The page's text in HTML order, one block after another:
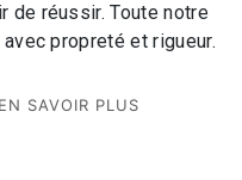
de réussir. Toute notre
propreté et rigueur.
EN SAVOIR PLUS